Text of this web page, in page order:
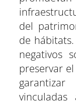
del
de
negativos
preservar